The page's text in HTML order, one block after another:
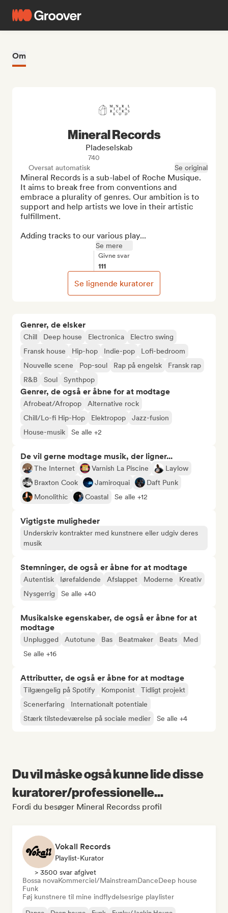
Om
Genrer, de elsker
Chill Deep house Electronica
Electro swing
Fransk house
Hip-hop Indie-pop
Lofi-bedroom
Nouvelle scene
Pop-soul Rap på engelsk
Fransk rap
R&B
Soul Synthpop
Genrer, de også er åbne for at modtage
Afrobeat/Afropop
Alternative rock
Chill/Lo-fi Hip-Hop
Elektropop
Jazz-fusion
House-musik
Se alle +2
De vil gerne modtage musik, der ligner...
The Internet Varnish La Piscine
Laylow
Braxton Cook
Jamiroquai
Daft Punk
Monolithic
Coastal Se alle +12
Vigtigste muligheder
Underskriv kontrakter med kunstnere eller udgiv deres
musik
Stemninger, de også er åbne for at modtage
Autentisk Iørefaldende Afslappet Moderne
Kreativ
Nysgerrig
Se alle +40
Musikalske egenskaber, de også er åbne for at
modtage
Unplugged Autotune Bas Beatmaker Beats
Med
Se alle +16
Attributter, de også er åbne for at modtage
Tilgængelig på Spotify Komponist
Tidligt projekt
Scenerfaring
Internationalt potentiale
Stærk tilstedeværelse på sociale medier
Se alle +4
Mineral Records
Pladeselskab
740
Oversat automatisk
Se original
Mineral Records is a sub-label of Roche Musique.
It aims to break free from conventions and
embrace a plurality of genres. Our ambition is to
support and help artists we love in their artistic
fulfillment.
Adding tracks to our various play...
Se mere
Givne svar
111
Se lignende kuratorer
Du vil måske også kunne lide disse
kuratorer/professionelle...
Fordi du besøger Mineral Recordss profil
Vokall Records
Playlist-Kurator
> 3500 svar afgivet
Bossa novaKommerciel/MainstreamDanceDeep house
Funk
Føj kunstnere til mine indflydelsesrige playlister